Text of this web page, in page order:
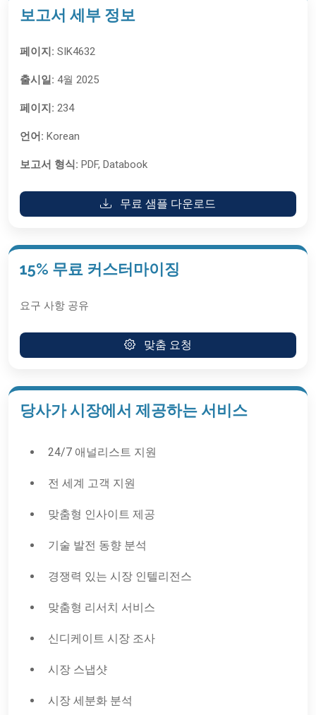
보고서 세부 정보
페이지: SIK4632
출시일: 4월 2025
페이지: 234
언어: Korean
보고서 형식: PDF, Databook
무료 샘플 다운로드
15% 무료 커스터마이징
요구 사항 공유
맞춤 요청
당사가 시장에서 제공하는 서비스
24/7 애널리스트 지원
전 세계 고객 지원
맞춤형 인사이트 제공
기술 발전 동향 분석
경쟁력 있는 시장 인텔리전스
맞춤형 리서치 서비스
신디케이트 시장 조사
시장 스냅샷
시장 세분화 분석